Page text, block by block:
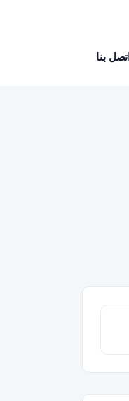
اتصل بنا